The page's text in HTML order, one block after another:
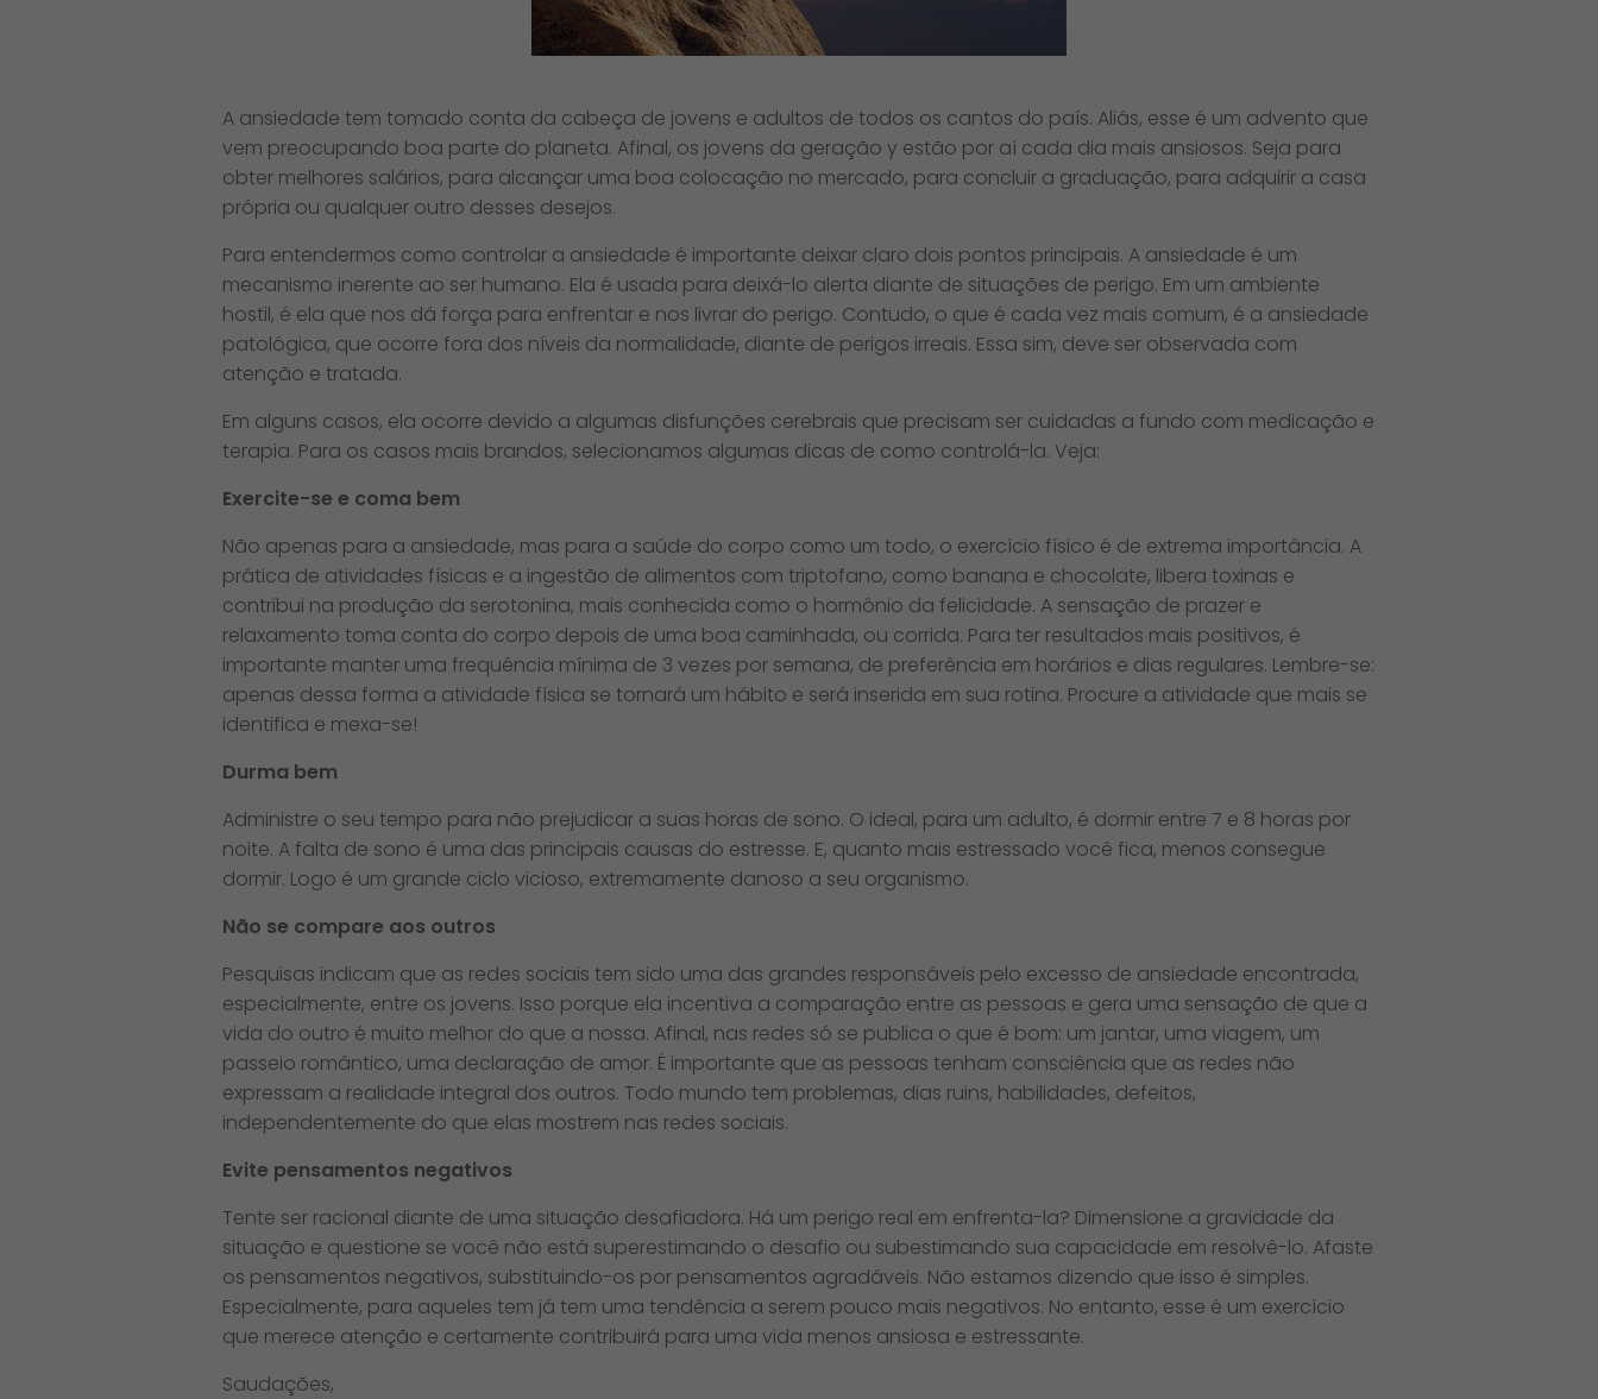
A ansiedade tem tomado conta da cabeça de jovens e adultos de todos os cantos do país. Aliás, esse é um advento que
vem preocupando boa parte do planeta. Afinal, os jovens da geração y estão por aí cada dia mais ansiosos. Seja para
obter melhores salários, para alcançar uma boa colocação no mercado, para concluir a graduação, para adquirir a casa
própria ou qualquer outro desses desejos.
Para entendermos como controlar a ansiedade é importante deixar claro dois pontos principais. A ansiedade é um
mecanismo inerente ao ser humano. Ela é usada para deixá-lo alerta diante de situações de perigo. Em um ambiente
hostil, é ela que nos dá força para enfrentar e nos livrar do perigo. Contudo, o que é cada vez mais comum, é a ansiedade
patológica, que ocorre fora dos níveis da normalidade, diante de perigos irreais. Essa sim, deve ser observada com
atenção e tratada.
Em alguns casos, ela ocorre devido a algumas disfunções cerebrais que precisam ser cuidadas a fundo com medicação e
terapia. Para os casos mais brandos, selecionamos algumas dicas de como controlá-la. Veja:
Exercite-se e coma bem
Não apenas para a ansiedade, mas para a saúde do corpo como um todo, o exercício físico é de extrema importância. A
prática de atividades físicas e a ingestão de alimentos com triptofano, como banana e chocolate, libera toxinas e
contribui na produção da serotonina, mais conhecida como o hormônio da felicidade. A sensação de prazer e
relaxamento toma conta do corpo depois de uma boa caminhada, ou corrida. Para ter resultados mais positivos, é
importante manter uma frequência mínima de 3 vezes por semana, de preferência em horários e dias regulares. Lembre-se:
apenas dessa forma a atividade física se tornará um hábito e será inserida em sua rotina. Procure a atividade que mais se
identifica e mexa-se!
Durma bem
Administre o seu tempo para não prejudicar a suas horas de sono. O ideal, para um adulto, é dormir entre 7 e 8 horas por
noite. A falta de sono é uma das principais causas do estresse. E, quanto mais estressado você fica, menos consegue
dormir. Logo é um grande ciclo vicioso, extremamente danoso a seu organismo.
Não se compare aos outros
Pesquisas indicam que as redes sociais tem sido uma das grandes responsáveis pelo excesso de ansiedade encontrada,
especialmente, entre os jovens. Isso porque ela incentiva a comparação entre as pessoas e gera uma sensação de que a
vida do outro é muito melhor do que a nossa. Afinal, nas redes só se publica o que é bom: um jantar, uma viagem, um
passeio romântico, uma declaração de amor. É importante que as pessoas tenham consciência que as redes não
expressam a realidade integral dos outros. Todo mundo tem problemas, dias ruins, habilidades, defeitos,
independentemente do que elas mostrem nas redes sociais.
Evite pensamentos negativos
Tente ser racional diante de uma situação desafiadora. Há um perigo real em enfrenta-la? Dimensione a gravidade da
situação e questione se você não está superestimando o desafio ou subestimando sua capacidade em resolvê-lo. Afaste
os pensamentos negativos, substituindo-os por pensamentos agradáveis. Não estamos dizendo que isso é simples.
Especialmente, para aqueles tem já tem uma tendência a serem pouco mais negativos. No entanto, esse é um exercício
que merece atenção e certamente contribuirá para uma vida menos ansiosa e estressante.
Saudações,